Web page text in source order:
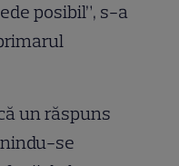
posibil”, s-a
un răspuns
se